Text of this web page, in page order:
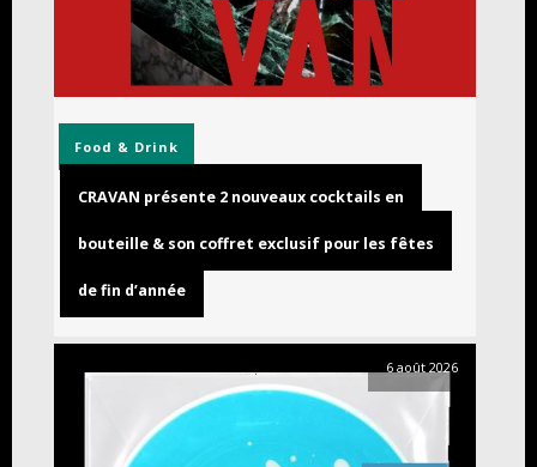
Food & Drink
CRAVAN présente 2 nouveaux cocktails en
bouteille & son coffret exclusif pour les fêtes
de fin d’année
6 août 2026